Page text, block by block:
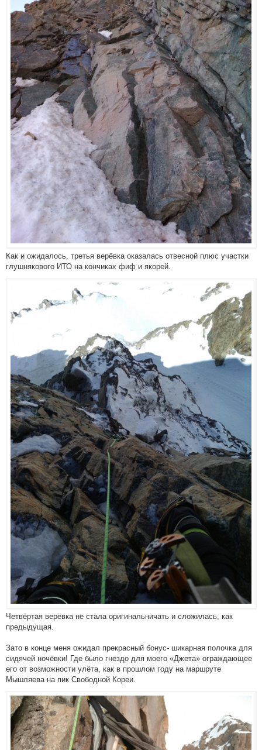
Как и ожидалось, третья верёвка оказалась отвесной плюс участки
глушнякового ИТО на кончиках фиф и якорей.
Четвёртая верёвка не стала оригинальничать и сложилась, как
предыдущая.
Зато в конце меня ожидал прекрасный бонус- шикарная полочка для
сидячей ночёвки! Где было гнездо для моего «Джета» ограждающее
его от возможности улёта, как в прошлом году на маршруте
Мышляева на пик Свободной Кореи.